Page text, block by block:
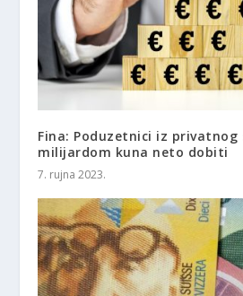
Fina: Poduzetnici iz privatnog
milijardom kuna neto dobiti
7. rujna 2023.